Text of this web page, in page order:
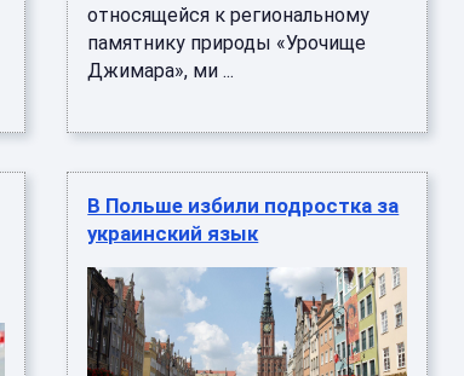
относящейся к региональному
памятнику природы «Урочище
Джимара», ми ...
В Польше избили подростка за
украинский язык